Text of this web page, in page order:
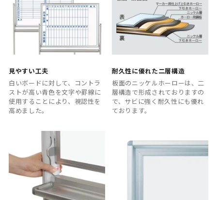
見やすい工夫
白いボードに対して、コントラ
ストが高い青色を文字や罫線に
使用することにより、視認性を
高めました。
耐久性に優れた二層構造
板面のニッケルホーローは、二
層構造で形成されておりますの
で、サビに強く耐久性にも優れ
ております。